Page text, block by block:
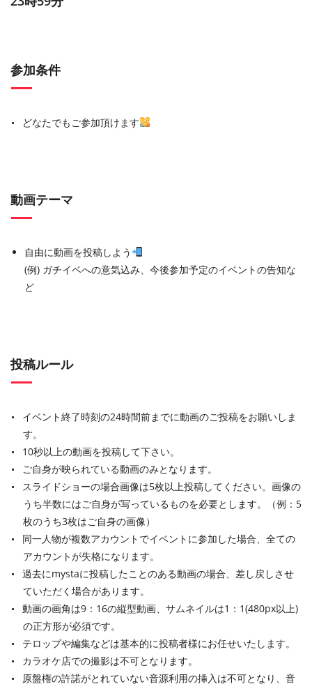
参加条件
どなたでもご参加頂けます
動画テーマ
自由に動画を投稿しよう
(例) ガチイベへの意気込み、今後参加予定のイベントの告知な
ど
投稿ルール
イベント終了時刻の24時間前までに動画のご投稿をお願いしま
す。
10秒以上の動画を投稿して下さい。
ご自身が映られている動画のみとなります。
スライドショーの場合画像は5枚以上投稿してください。画像の
うち半数にはご自身が写っているものを必要とします。（例：5
枚のうち3枚はご自身の画像）
同一人物が複数アカウントでイベントに参加した場合、全ての
アカウントが失格になります。
過去にmystaに投稿したことのある動画の場合、差し戻しさせ
ていただく場合があります。
動画の画角は9：16の縦型動画、サムネイルは1：1(480px以上)
の正方形が必須です。
テロップや編集などは基本的に投稿者様にお任せいたします。
カラオケ店での撮影は不可となります。
原盤権の許諾がとれていない音源利用の挿入は不可となり、音